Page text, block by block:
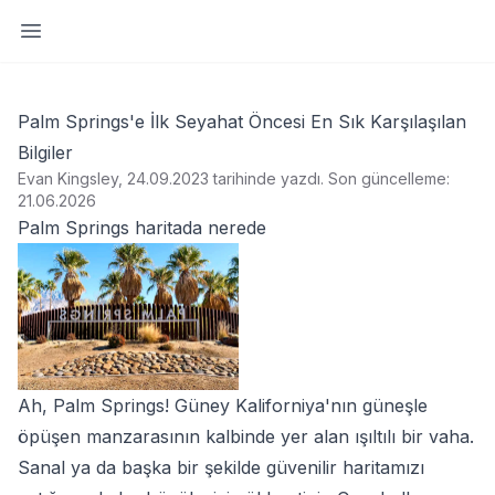
Yan paneli aç
Palm Springs'e İlk Seyahat Öncesi En Sık Karşılaşılan
Bilgiler
Evan Kingsley, 24.09.2023 tarihinde yazdı. Son güncelleme:
21.06.2026
Palm Springs haritada nerede
Ah, Palm Springs! Güney Kaliforniya'nın güneşle
öpüşen manzarasının kalbinde yer alan ışıltılı bir vaha.
Sanal ya da başka bir şekilde güvenilir haritamızı